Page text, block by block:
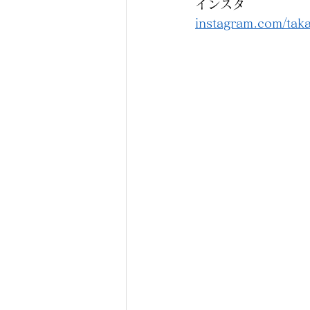
インスタ
instagram.com/